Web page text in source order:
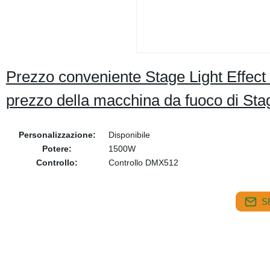
Prezzo conveniente Stage Light
prezzo della macchina da fuoco di
Personalizzazione:
Disponibile
Potere:
1500W
Controllo:
Controllo DMX512